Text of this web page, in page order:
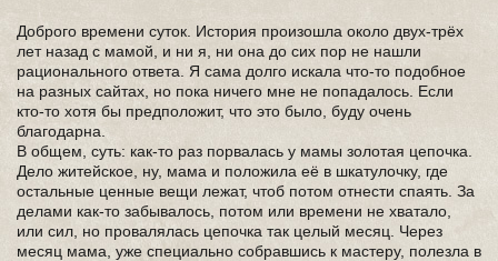
Доброго времени суток. История произошла около двух-трёх
лет назад с мамой, и ни я, ни она до сих пор не нашли
рационального ответа. Я сама долго искала что-то подобное
на разных сайтах, но пока ничего мне не попадалось. Если
кто-то хотя бы предположит, что это было, буду очень
благодарна.
В общем, суть: как-то раз порвалась у мамы золотая цепочка.
Дело житейское, ну, мама и положила её в шкатулочку, где
остальные ценные вещи лежат, чтоб потом отнести спаять. За
делами как-то забывалось, потом или времени не хватало,
или сил, но провалялась цепочка так целый месяц. Через
месяц мама, уже специально собравшись к мастеру, полезла в